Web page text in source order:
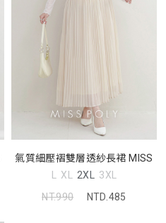
氣質細壓褶雙層透紗長裙 MISS
L XL 2XL 3XL
NT.990
NTD.485